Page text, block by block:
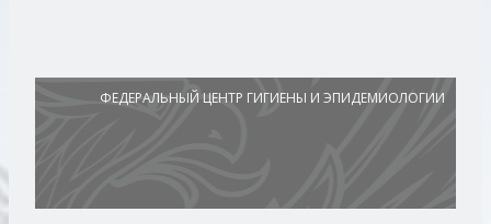
ФЕДЕРАЛЬНЫЙ ЦЕНТР ГИГИЕНЫ И ЭПИДЕМИОЛОГИИ